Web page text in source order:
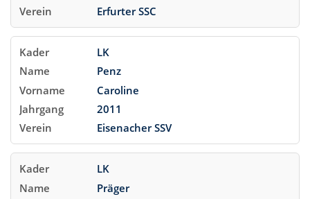
Erfurter SSC
LK
Penz
Caroline
2011
Eisenacher SSV
LK
Präger